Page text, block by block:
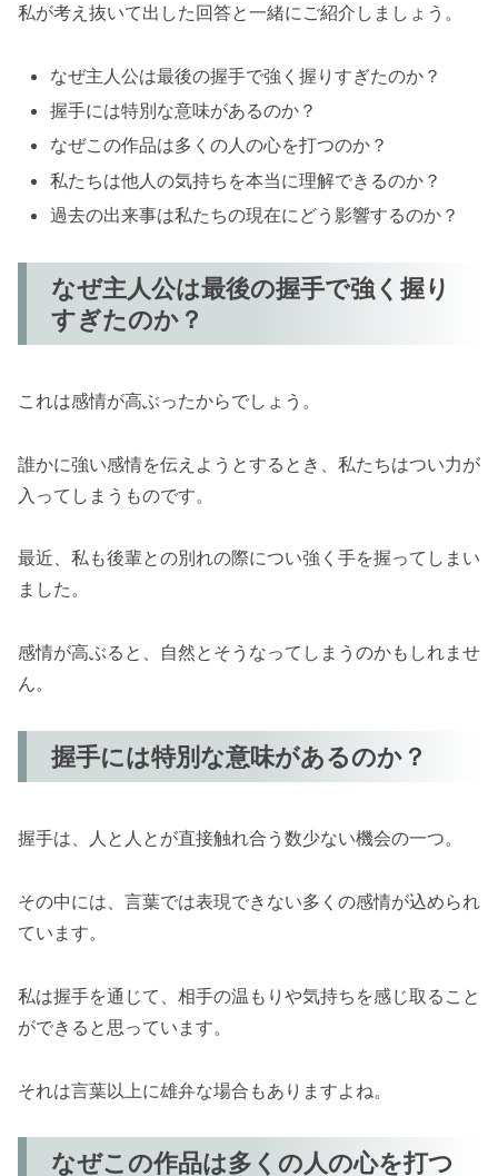
私が考え抜いて出した回答と一緒にご紹介しましょう。
なぜ主人公は最後の握手で強く握りすぎたのか？
握手には特別な意味があるのか？
なぜこの作品は多くの人の心を打つのか？
私たちは他人の気持ちを本当に理解できるのか？
過去の出来事は私たちの現在にどう影響するのか？
なぜ主人公は最後の握手で強く握り
すぎたのか？
これは感情が高ぶったからでしょう。
誰かに強い感情を伝えようとするとき、私たちはつい力が
入ってしまうものです。
最近、私も後輩との別れの際につい強く手を握ってしまい
ました。
感情が高ぶると、自然とそうなってしまうのかもしれませ
ん。
握手には特別な意味があるのか？
握手は、人と人とが直接触れ合う数少ない機会の一つ。
その中には、言葉では表現できない多くの感情が込められ
ています。
私は握手を通じて、相手の温もりや気持ちを感じ取ること
ができると思っています。
それは言葉以上に雄弁な場合もありますよね。
なぜこの作品は多くの人の心を打つ